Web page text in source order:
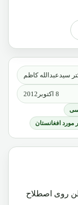
سیدعبدالله کاظم
8 اکتوبر2012
مورد افغانستان
روی اصطلاح